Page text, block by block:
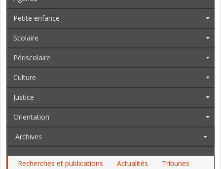
Petite enfance
Scolaire
Périscolaire
Culture
Justice
Orientation
Archives
Recherches et publications Actualités
Tribunes